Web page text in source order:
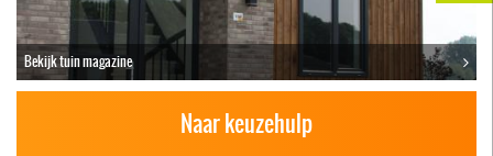
Bekijk tuin magazine
Naar keuzehulp